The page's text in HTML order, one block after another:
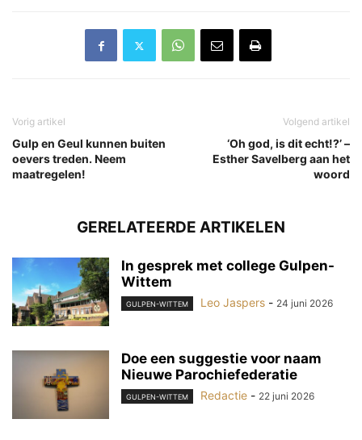
Vorig artikel
Gulp en Geul kunnen buiten
oevers treden. Neem
maatregelen!
Volgend artikel
‘Oh god, is dit echt!?’ –
Esther Savelberg aan het
woord
GERELATEERDE ARTIKELEN
In gesprek met college Gulpen-
Wittem
GULPEN-WITTEM Leo Jaspers - 24 juni 2026
Doe een suggestie voor naam
Nieuwe Parochiefederatie
GULPEN-WITTEM Redactie - 22 juni 2026